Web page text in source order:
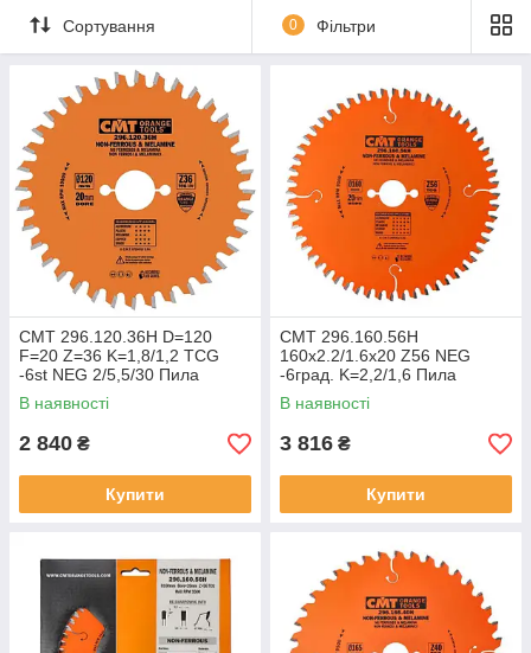
Сортування 0 Фільтри
СМТ 296.120.36H D=120
F=20 Z=36 K=1,8/1,2 TCG
-6st NEG 2/5,5/30 Пила
дискова по ДСП і алюмінію
В наявності
2 840 ₴
Купити
СМТ 296.160.56H
160х2.2/1.6х20 Z56 NEG
-6град. K=2,2/1,6 Пила
дискова по ДСП і алюмінію
В наявності
3 816 ₴
Купити